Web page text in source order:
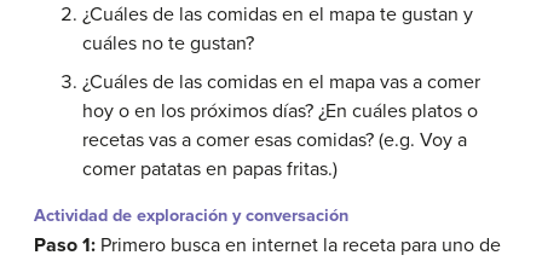
¿Cuáles de las comidas en el mapa te gustan y
cuáles no te gustan?
¿Cuáles de las comidas en el mapa vas a comer
hoy o en los próximos días? ¿En cuáles platos o
recetas vas a comer esas comidas? (e.g. Voy a
comer patatas en papas fritas.)
Actividad de exploración y conversación
Paso 1: Primero busca en internet la receta para uno de